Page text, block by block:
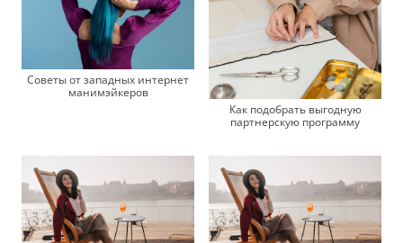
Советы от западных интернет
манимэйкеров
Как подобрать выгодную
партнерскую программу